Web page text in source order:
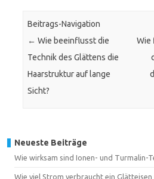
Beitrags-Navigation
← Wie beeinflusst die
Technik des Glättens die
Haarstruktur auf lange
Sicht?
Wie
Neueste Beiträge
Wie wirksam sind Ionen- und Turmalin-
Wie viel Strom verbraucht ein Glätteisen